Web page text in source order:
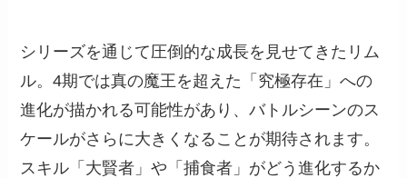
シリーズを通じて圧倒的な成長を見せてきたリム
ル。4期では真の魔王を超えた「究極存在」への
進化が描かれる可能性があり、バトルシーンのス
ケールがさらに大きくなることが期待されます。
スキル「大賢者」や「捕食者」がどう進化するか